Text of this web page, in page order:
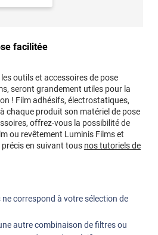
facilitée
outils et accessoires de pose
seront grandement utiles pour la
! Film adhésifs, électrostatiques,
chaque produit son matériel de pose
offrez-vous la possibilité de
ou revêtement Luminis Films et
en suivant tous nos tutoriels de
correspond à votre sélection de
autre combinaison de filtres ou